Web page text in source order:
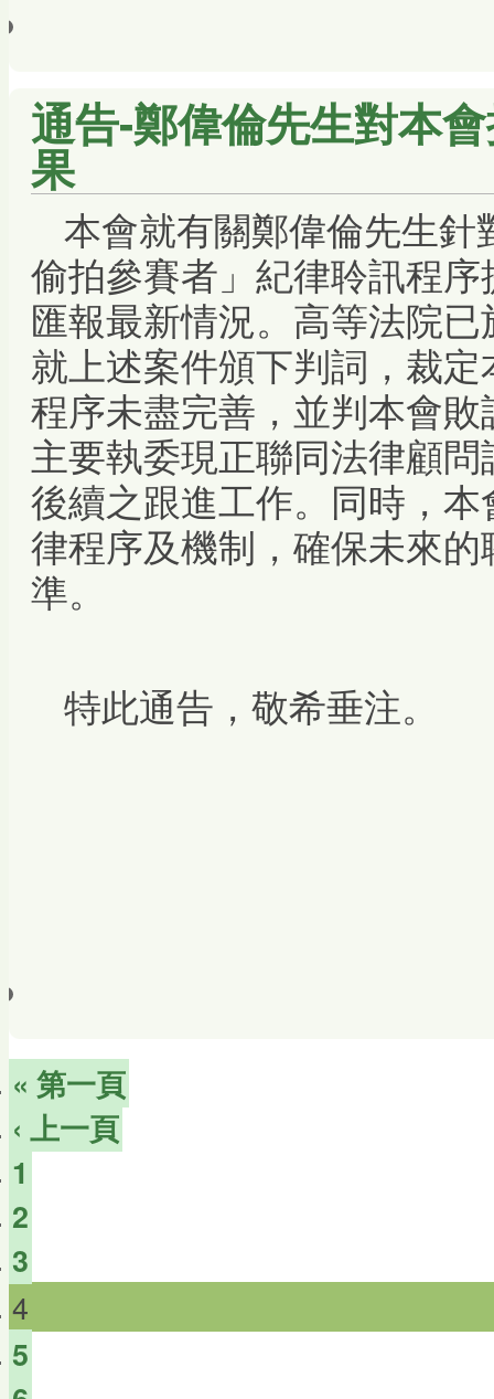
通告-鄭偉倫先生對本
果
本會就有關鄭偉倫先生針
偷拍參賽者」紀律聆訊程
匯報最新情況。高等法院
就上述案件頒下判詞，裁
程序未盡完善，並判本會
主要執委現正聯同法律顧
後續之跟進工作。同時，
律程序及機制，確保未來
準。
特此通告，敬希垂注。
« 第一頁
‹ 上一頁
1
2
3
4
5